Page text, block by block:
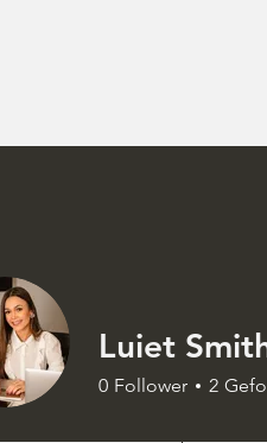
Luiet
0 Follower 2